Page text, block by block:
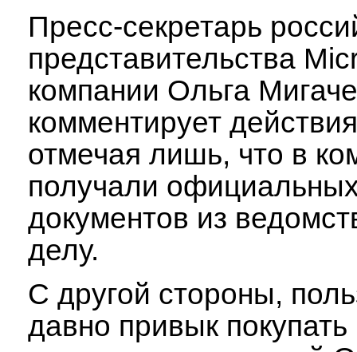
Пресс-секретарь
представительства
компании Ольга
комментирует
отмечая лишь, что в
получали
документов из
делу.
С другой стороны,
давно привык